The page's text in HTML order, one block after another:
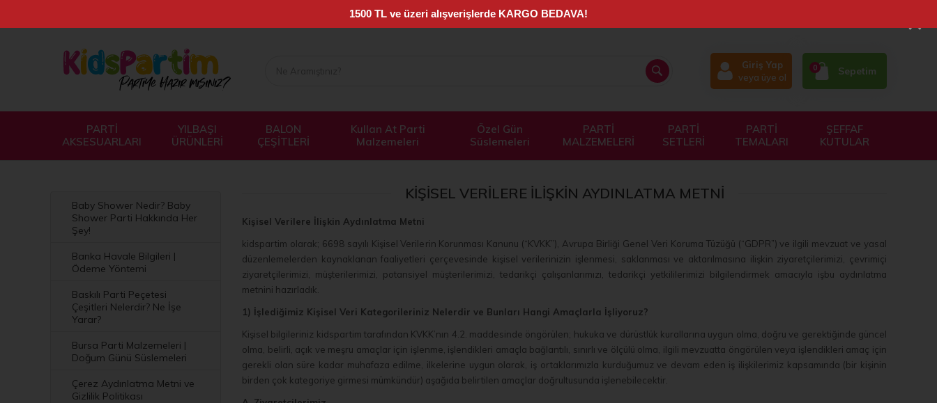
Giriş Yap
veya üye ol
0 Sepetim
PARTİ
AKSESUARLARI
YILBAŞI
ÜRÜNLERİ
BALON
ÇEŞİTLERİ
Kullan At Parti
Malzemeleri
Özel Gün
Süslemeleri
PARTİ
MALZEMELERİ
PARTİ
SETLERİ
PARTİ
TEMALARI
ŞEFFAF
KUTULAR
Baby Shower Nedir? Baby
Shower Parti Hakkında Her
Şey!
Banka Havale Bilgileri |
Ödeme Yöntemi
Baskılı Parti Peçetesi
Çeşitleri Nelerdir? Ne İşe
Yarar?
Bursa Parti Malzemeleri |
Doğum Günü Süslemeleri
Çerez Aydınlatma Metni ve
Gizlilik Politikası
KIŞISEL VERILERE İLIŞKIN AYDINLATMA METNI
Kişisel Verilere İlişkin Aydınlatma Metni
kidspartim olarak; 6698 sayılı Kişisel Verilerin Korunması Kanunu (“KVKK”), Avrupa Birliği Genel Veri Koruma Tüzüğü (“GDPR”) ve ilgili mevzuat ve yasal
düzenlemelerden kaynaklanan faaliyetleri çerçevesinde kişisel verilerinizin işlenmesi, saklanması ve aktarılmasına ilişkin ziyaretçilerimizi, çevrimiçi
ziyaretçilerimizi, müşterilerimizi, potansiyel müşterilerimizi, tedarikçi çalışanlarımızı, tedarikçi yetkililerimizi bilgilendirmek amacıyla işbu aydınlatma
metnini hazırladık.
1) İşlediğimiz Kişisel Veri Kategorileriniz Nelerdir ve Bunları Hangi Amaçlarla İşliyoruz?
Kişisel bilgileriniz kidspartim tarafından KVKK’nın 4.2. maddesinde öngörülen; hukuka ve dürüstlük kurallarına uygun olma, doğru ve gerektiğinde güncel
olma, belirli, açık ve meşru amaçlar için işlenme, işlendikleri amaçla bağlantılı, sınırlı ve ölçülü olma, ilgili mevzuatta öngörülen veya işlendikleri amaç için
gerekli olan süre kadar muhafaza edilme, ilkelerine uygun olarak, iş ortaklarımızla kurduğumuz ve devam eden iş ilişkilerimiz kapsamında (bir kişinin
birden çok kategoriye girmesi mümkündür) aşağıda belirtilen amaçlar doğrultusunda işlenebilecektir.
×